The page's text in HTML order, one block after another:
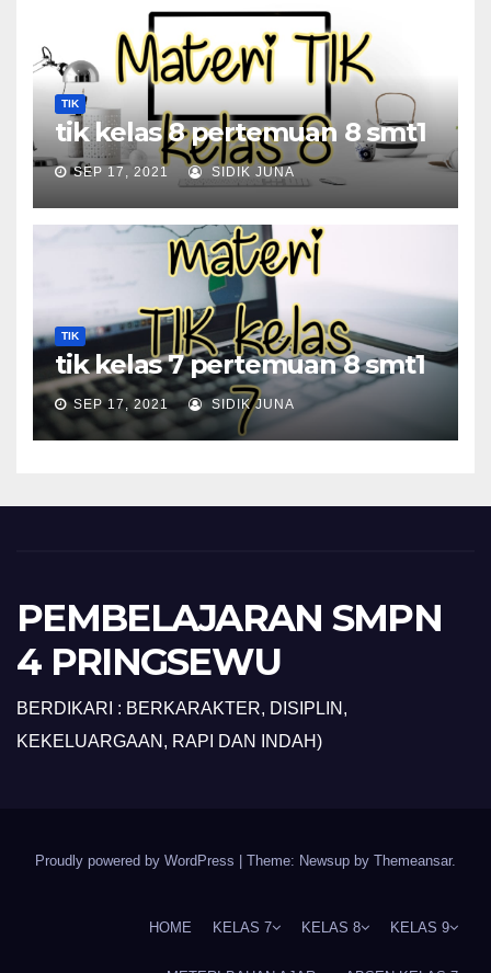
TIK
tik kelas 8 pertemuan 8 smt1
SEP 17, 2021 SIDIK JUNA
TIK
tik kelas 7 pertemuan 8 smt1
SEP 17, 2021 SIDIK JUNA
PEMBELAJARAN SMPN
4 PRINGSEWU
BERDIKARI : BERKARAKTER, DISIPLIN,
KEKELUARGAAN, RAPI DAN INDAH)
Proudly powered by WordPress | Theme: Newsup by Themeansar.
HOME KELAS 7 KELAS 8 KELAS 9